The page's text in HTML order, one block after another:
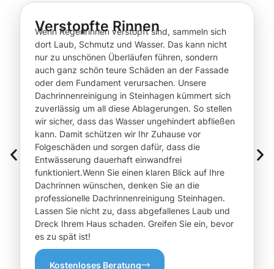
Verstopfte Rinnen
Wenn Regenrinnen verstopft sind, sammeln sich
dort Laub, Schmutz und Wasser. Das kann nicht
nur zu unschönen Überläufen führen, sondern
auch ganz schön teure Schäden an der Fassade
oder dem Fundament verursachen. Unsere
Dachrinnenreinigung in Steinhagen kümmert sich
zuverlässig um all diese Ablagerungen. So stellen
wir sicher, dass das Wasser ungehindert abfließen
kann. Damit schützen wir Ihr Zuhause vor
Folgeschäden und sorgen dafür, dass die
Entwässerung dauerhaft einwandfrei
funktioniert.Wenn Sie einen klaren Blick auf Ihre
Dachrinnen wünschen, denken Sie an die
professionelle Dachrinnenreinigung Steinhagen.
Lassen Sie nicht zu, dass abgefallenes Laub und
Dreck Ihrem Haus schaden. Greifen Sie ein, bevor
es zu spät ist!
Kostenloses Beratung